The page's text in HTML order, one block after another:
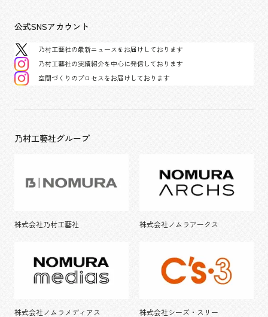
公式SNSアカウント
乃村工藝社の最新ニュースをお届けしております
乃村工藝社の実績紹介を中心に発信しております
空間づくりのプロセスをお届けしております
乃村工藝社グループ
株式会社乃村工藝社 株式会社ノムラアークス
株式会社ノムラメディアス 株式会社シーズ・スリー